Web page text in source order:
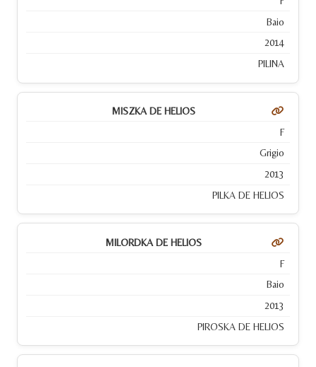
Baio
2014
PILINA
MISZKA DE HELIOS
F
Grigio
2013
PILKA DE HELIOS
MILORDKA DE HELIOS
F
Baio
2013
PIROSKA DE HELIOS